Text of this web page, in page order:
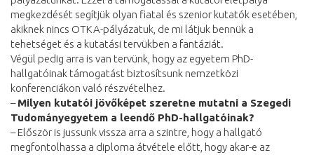
megkezdését segítjük olyan fiatal és szenior kutatók esetében,
akiknek nincs OTKA-pályázatuk, de mi látjuk bennük a
tehetséget és a kutatási tervükben a fantáziát.
Végül pedig arra is van tervünk, hogy az egyetem PhD-
hallgatóinak támogatást biztosítsunk nemzetközi
konferenciákon való részvételhez.
–Milyen kutatói jövőképet szeretne mutatni a Szegedi
Tudományegyetem a leendő PhD-hallgatóinak?
– Először is jussunk vissza arra a szintre, hogy a hallgató
megfontolhassa a diploma átvétele előtt, hogy akar-e az